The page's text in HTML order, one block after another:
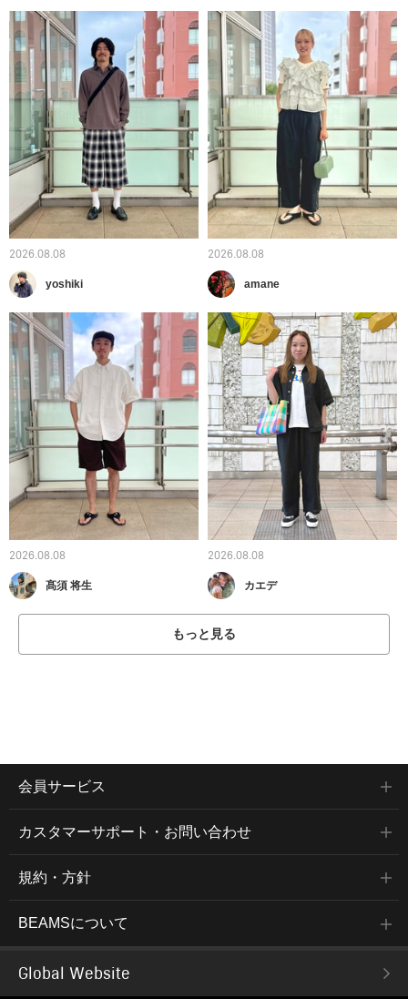
2026.08.08
yoshiki
2026.08.08
amane
2026.08.08
髙須 将生
2026.08.08
カエデ
もっと見る
会員サービス
カスタマーサポート・お問い合わせ
規約・方針
BEAMSについて
Global Website